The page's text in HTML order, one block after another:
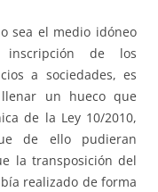
sea el medio idóneo
de los
a sociedades, es
un hueco que
de la Ley 10/2010,
de ello pudieran
la transposición del
realizado de forma